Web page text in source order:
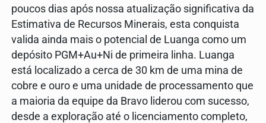
poucos dias após nossa atualização significativa da
Estimativa de Recursos Minerais, esta conquista
valida ainda mais o potencial de Luanga como um
depósito PGM+Au+Ni de primeira linha. Luanga
está localizado a cerca de 30 km de uma mina de
cobre e ouro e uma unidade de processamento que
a maioria da equipe da Bravo liderou com sucesso,
desde a exploração até o licenciamento completo,